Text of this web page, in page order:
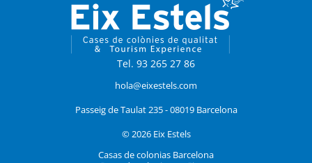
Tel. 93 265 27 86
hola@eixestels.com
Passeig de Taulat 235 - 08019 Barcelona
© 2026 Eix Estels
Casas de colonias Barcelona